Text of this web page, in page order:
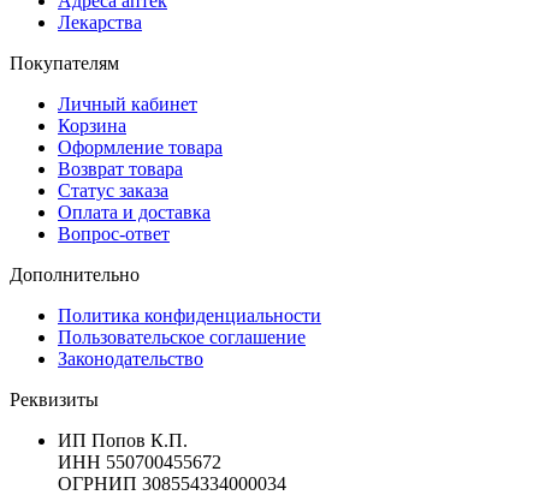
Лекарства
Покупателям
Личный кабинет
Корзина
Оформление товара
Возврат товара
Статус заказа
Оплата и доставка
Вопрос-ответ
Дополнительно
Политика конфиденциальности
Пользовательское соглашение
Законодательство
Реквизиты
ИП Попов К.П.
ИНН 550700455672
ОГРНИП 308554334000034